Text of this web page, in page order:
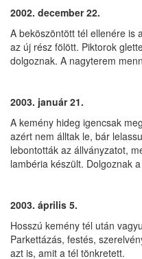
2002. december 22.
A beköszöntött tél ellenére is
az új rész fölött. Piktorok
dolgoznak. A nagyterem
2003. január 21.
A kemény hideg igencsak
azért nem álltak le, bár
lebontották az állványzatot,
lambéria készült. Dolgoznak
2003. április 5.
Hosszú kemény tél után
Parkettázás, festés,
azt is, amit a tél tönkretett.